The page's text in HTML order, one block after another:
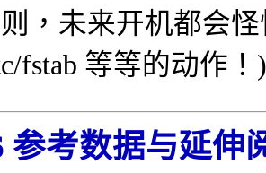
，未来开机都会
fstab 等等的动作！)
参考数据与延伸